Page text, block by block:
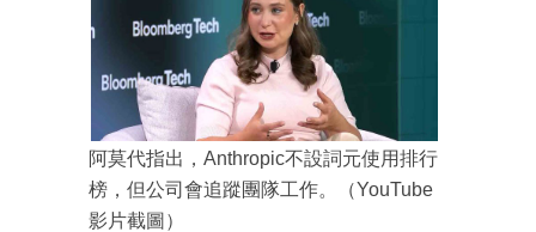
阿莫代指出，Anthropic不設詞元使用排行
榜，但公司會追蹤團隊工作。（YouTube
影片截圖）